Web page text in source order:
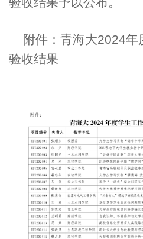
附件：青海大2024年
验收结果